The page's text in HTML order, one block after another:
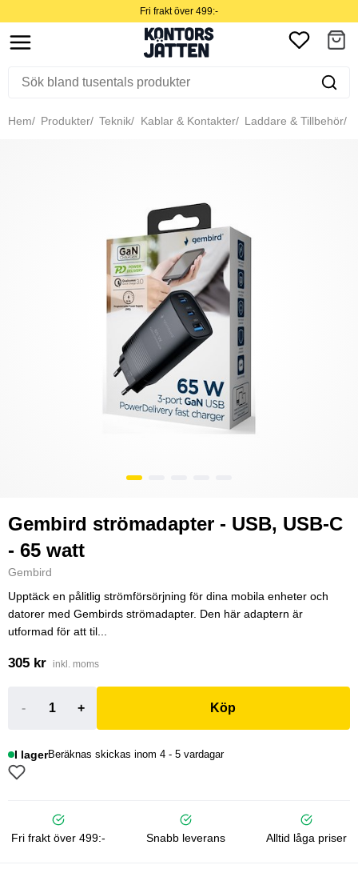
Fri frakt över 499:-
Hem Produkter Teknik Kablar & Kontakter Laddare & Tillbehör
Gembird strömadapter - USB, USB-C
- 65 watt
Gembird
Upptäck en pålitlig strömförsörjning för dina mobila enheter och
datorer med Gembirds strömadapter. Den här adaptern är
utformad för att til...
305 kr inkl. moms
- + Köp
I lagerBeräknas skickas inom 4 - 5 vardagar
Fri frakt över 499:- Snabb leverans Alltid låga priser